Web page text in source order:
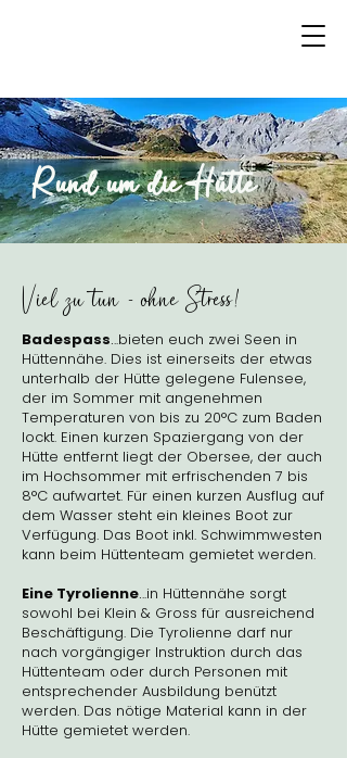
Rund um die Hütte
Viel zu tun - ohne Stress!
Badespass...bieten euch zwei Seen in
Hüttennähe. Dies ist einerseits der etwas
unterhalb der Hütte gelegene Fulensee,
der im Sommer mit angenehmen
Temperaturen von bis zu 20°C zum Baden
lockt. Einen kurzen Spaziergang von der
Hütte entfernt liegt der Obersee, der auch
im Hochsommer mit erfrischenden 7 bis
8°C aufwartet. Für einen kurzen Ausflug auf
dem Wasser steht ein kleines Boot zur
Verfügung. Das Boot inkl. Schwimmwesten
kann beim Hüttenteam gemietet werden.
Eine Tyrolienne...in Hüttennähe sorgt
sowohl bei Klein & Gross für ausreichend
Beschäftigung. Die Tyrolienne darf nur
nach vorgängiger Instruktion durch das
Hüttenteam oder durch Personen mit
entsprechender Ausbildung benützt
werden. Das nötige Material kann in der
Hütte gemietet werden.